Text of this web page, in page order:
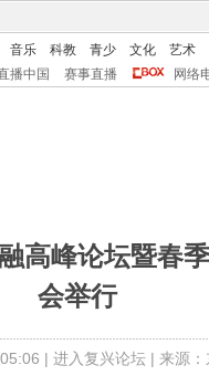
音乐 科教 青少 文化
艺术
播中国 赛事直播 网络
高峰论坛暨春
会举行
| 进入复兴论坛| 来源